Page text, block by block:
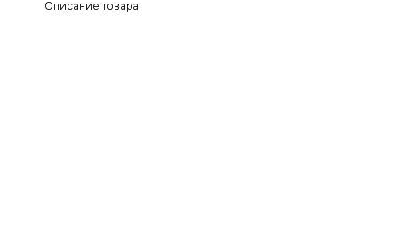
Описание товара